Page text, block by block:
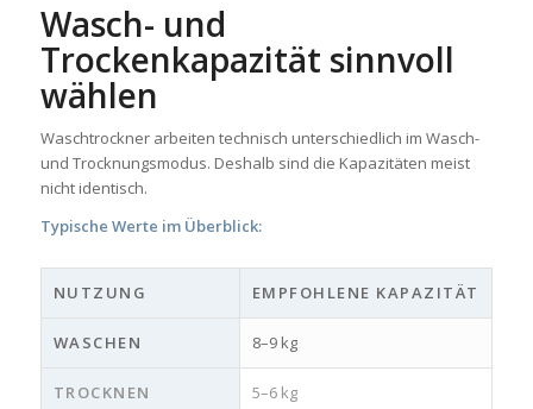
Wasch- und
Trockenkapazität sinnvoll
wählen
Waschtrockner arbeiten technisch unterschiedlich im Wasch-
und Trocknungsmodus. Deshalb sind die Kapazitäten meist
nicht identisch.
Typische Werte im Überblick:
NUTZUNG EMPFOHLENE KAPAZITÄT
WASCHEN 8–9 kg
TROCKNEN 5–6 kg